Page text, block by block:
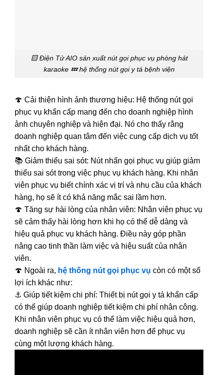
🟨 Điện Tử AIO sản xuất nút gọi phục vụ phòng hát
karaoke 💤 hệ thống nút gọi y tá bệnh viện
🍄 Cải thiện hình ảnh thương hiệu: Hệ thống nút gọi
phục vụ khẩn cấp mang đến cho doanh nghiệp hình
ảnh chuyên nghiệp và hiện đại. Nó cho thấy rằng
doanh nghiệp quan tâm đến việc cung cấp dịch vụ tốt
nhất cho khách hàng.
📚 Giảm thiểu sai sót: Nút nhấn gọi phục vụ giúp giảm
thiểu sai sót trong việc phục vụ khách hàng. Khi nhân
viên phục vụ biết chính xác vị trí và nhu cầu của khách
hàng, họ sẽ ít có khả năng mắc sai lầm hơn.
🍄 Tăng sự hài lòng của nhân viên: Nhân viên phục vụ
sẽ cảm thấy hài lòng hơn khi họ có thể dễ dàng và
hiệu quả phục vụ khách hàng. Điều này góp phần
nâng cao tinh thần làm việc và hiệu suất của nhân
viên.
🍄 Ngoài ra, hệ thống nút gọi phục vụ còn có một số
lợi ích khác như:
⚓ Giúp tiết kiệm chi phí: Thiết bị nút gọi y tá khẩn cấp
có thể giúp doanh nghiệp tiết kiệm chi phí nhân công.
Khi nhân viên phục vụ có thể làm việc hiệu quả hơn,
doanh nghiệp sẽ cần ít nhân viên hơn để phục vụ
cùng một lượng khách hàng.